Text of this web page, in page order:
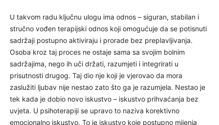
U takvom radu ključnu ulogu ima odnos – siguran, stabilan i
stručno vođen terapijski odnos koji omogućuje da se potisnuti
sadržaji postupno aktiviraju i prorade bez preplavljivanja.
Osoba kroz taj proces ne ostaje sama sa svojim bolnim
sadržajima, nego ih uči držati, razumjeti i integrirati u
prisutnosti drugog. Taj dio nje koji je vjerovao da mora
zaslužiti ljubav nije nestao zato što ga je razumjela. Nestao je
tek kada je dobio novo iskustvo – iskustvo prihvaćanja bez
uvjeta. U psihoterapiji se upravo to naziva korektivno
emocionalno iskustvo. To je iskustvo koje postupno mijenja